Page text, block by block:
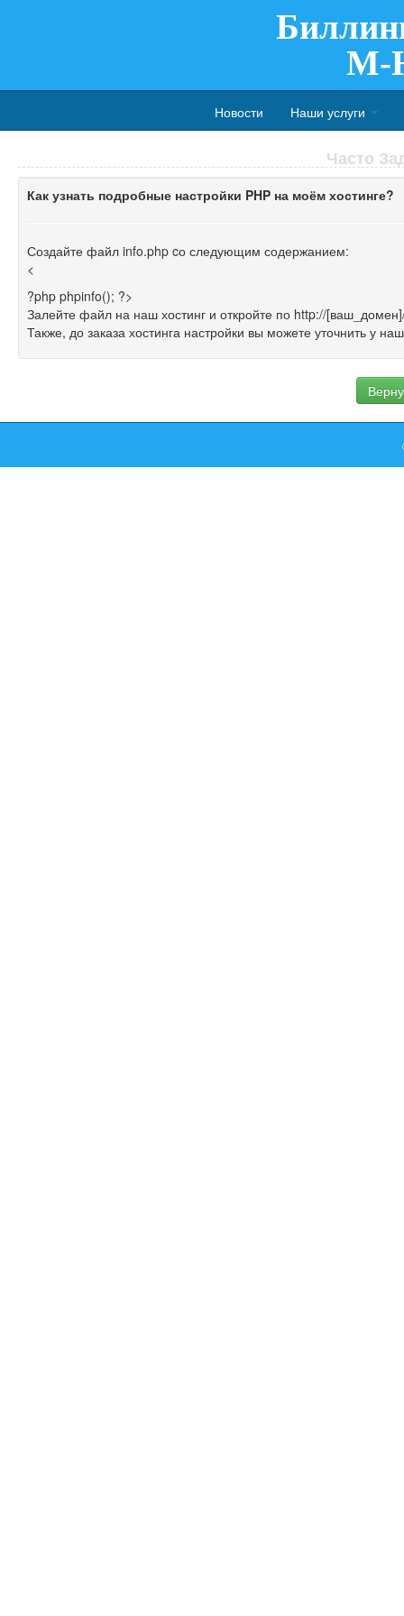
M-
Новости Наши услуги
Часто
Как узнать подробные настройки PHP на моём хостинге?
Создайте файл info.php cо следующим содержанием:
<
?php phpinfo(); ?>
Залейте файл на наш хостинг и откройте по http://
Также, до заказа хостинга настройки вы можете уточнить у